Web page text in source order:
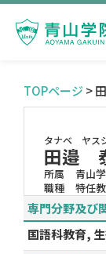
TOPページ >
タナベ ヤス
田邉
所属
青山
職種
特任
専門分野及び
国語科教育,